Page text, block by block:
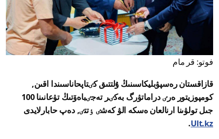
فوتو: قر مام
قازاقستان رەسپۋبليكاسىنىڭ ۇلتتىق كٸتاپحاناسىندا اقىن,
كومپوزيتور ەرٸ دراماتۋرگ بەكٸر تەجٸباەۆتىڭ تۋعانىنا 100
جىل تولۋىنا ارنالعان ەسكە الۋ كەشٸ ٶتتٸ, دەپ حابارلايدى
Ult.kz
.